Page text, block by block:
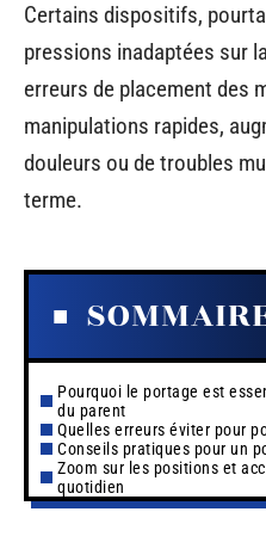
Certains dispositifs,
pressions inadaptées sur
erreurs de placement des
manipulations rapides,
douleurs ou de troubles
terme.
Pourquoi le portage est
du parent
Quelles erreurs éviter pour
Conseils pratiques pour un
Zoom sur les positions et
quotidien